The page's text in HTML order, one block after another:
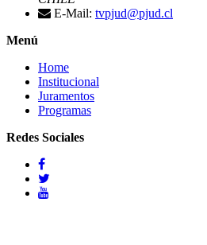
E-Mail: tvpjud@pjud.cl
Menú
Home
Institucional
Juramentos
Programas
Redes Sociales